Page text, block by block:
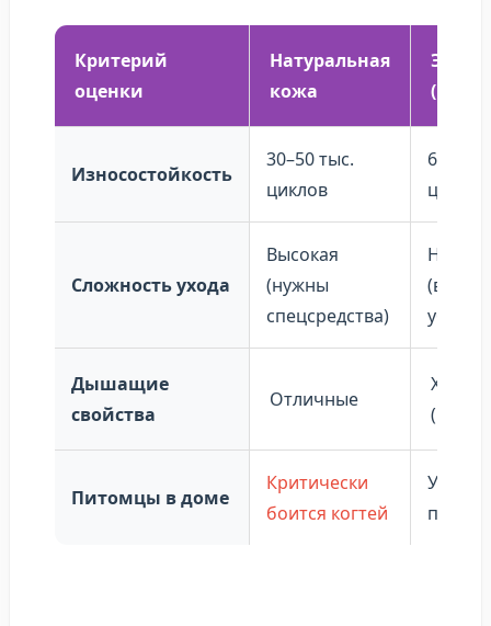
Критерий
оценки
Натуральная
кожа
Износостойкость
30–50 тыс.
циклов
60–80
циклов
Сложность ухода
Высокая
(нужны
спецсредства)
Низкая
Дышащие
свойства
Отличные
Питомцы в доме
Критически
боится когтей